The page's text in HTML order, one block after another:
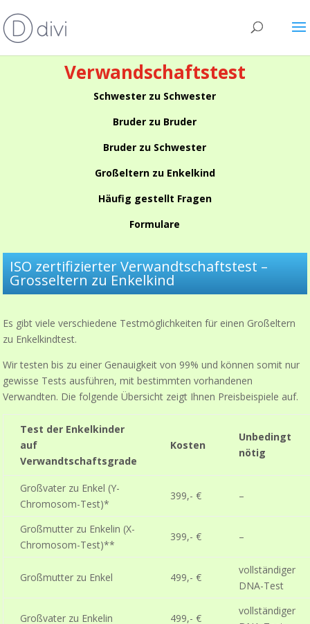
Verwandschaftstest
Schwester zu Schwester
Bruder zu Bruder
Bruder zu Schwester
Großeltern zu Enkelkind
Häufig gestellt Fragen
Formulare
ISO zertifizierter Verwandtschaftstest –
Grosseltern zu Enkelkind
Es gibt viele verschiedene Testmöglichkeiten für einen Großeltern
zu Enkelkindtest.
Wir testen bis zu einer Genauigkeit von 99% und können somit nur
gewisse Tests ausführen, mit bestimmten vorhandenen
Verwandten. Die folgende Übersicht zeigt Ihnen Preisbeispiele auf.
Test der Enkelkinder
auf
Verwandtschaftsgrade
Kosten
Unbedingt
nötig
Großvater zu Enkel (Y-
Chromosom-Test)*
399,- € –
Großmutter zu Enkelin (X-
Chromosom-Test)**
399,- € –
Großmutter zu Enkel 499,- €
vollständiger
DNA-Test
Großvater zu Enkelin 499,- €
vollständiger